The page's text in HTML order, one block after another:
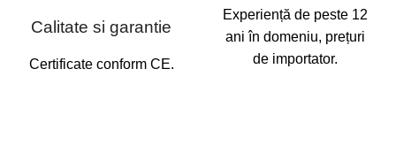
Calitate si garantie
Certificate conform CE.
Experiență de peste 12
ani în domeniu, prețuri
de importator.